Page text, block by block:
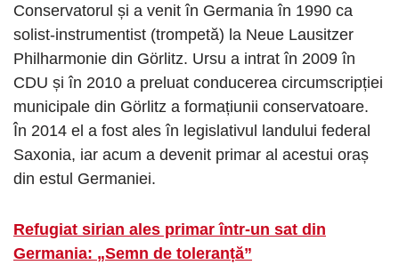
Conservatorul și a venit în Germania în 1990 ca
solist-instrumentist (trompetă) la Neue Lausitzer
Philharmonie din Görlitz. Ursu a intrat în 2009 în
CDU și în 2010 a preluat conducerea circumscripției
municipale din Görlitz a formațiunii conservatoare.
În 2014 el a fost ales în legislativul landului federal
Saxonia, iar acum a devenit primar al acestui oraș
din estul Germaniei.
Refugiat sirian ales primar într-un sat din
Germania: „Semn de toleranță”